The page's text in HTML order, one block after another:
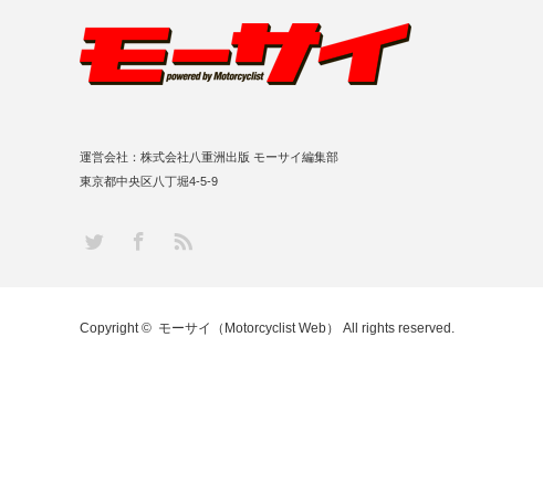
運営会社：株式会社八重洲出版 モーサイ編集部
東京都中央区八丁堀4-5-9
Twitter Facebook
RSS
Copyright © モーサイ（Motorcyclist Web） All rights reserved.